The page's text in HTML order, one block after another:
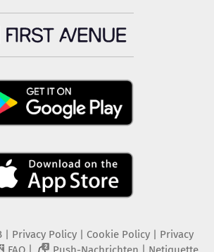
Privacy Policy| Cookie Policy| Privacy
| 2